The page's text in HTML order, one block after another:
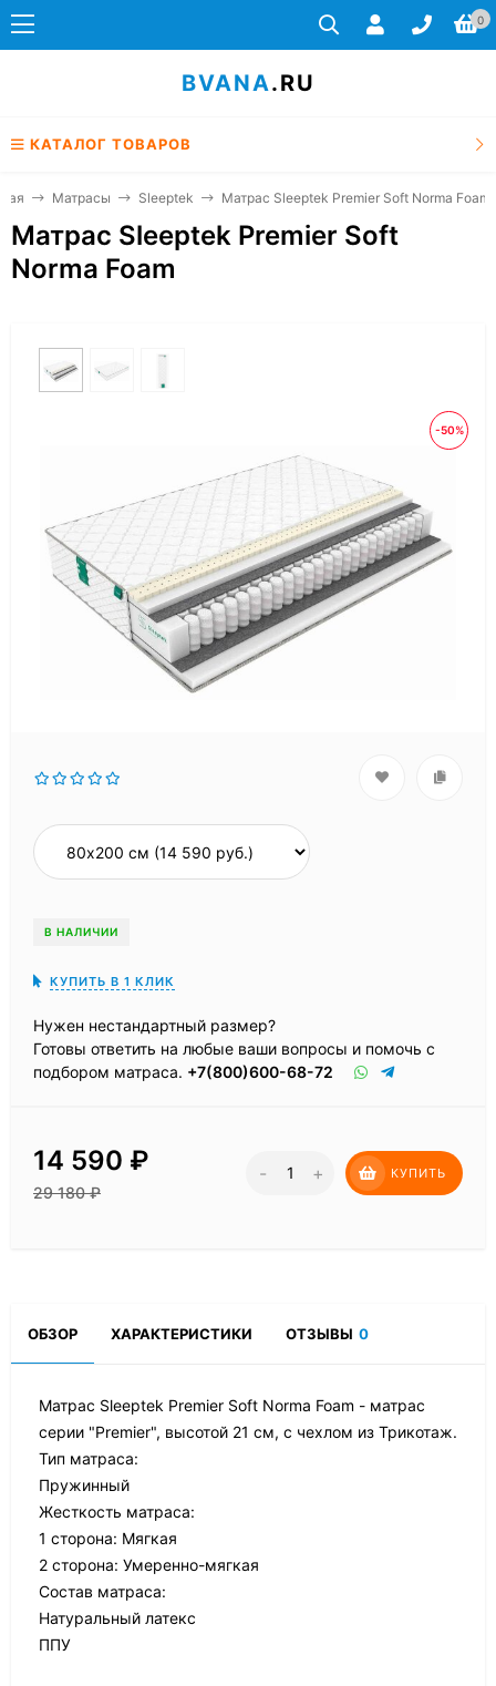
0
BVANA.RU
КАТАЛОГ ТОВАРОВ
Матрасы Sleeptek Матрас Sleeptek Premier Soft Norma Foam
Матрас Sleeptek Premier Soft
Norma Foam
-50%
В НАЛИЧИИ
КУПИТЬ В 1 КЛИК
Нужен нестандартный размер?
Готовы ответить на любые ваши вопросы и помочь с
подбором матраса. +7(800)600-68-72
14 590 ₽
29 180₽
- + КУПИТЬ
ОБЗОР ХАРАКТЕРИСТИКИ ОТЗЫВЫ 0
Матрас Sleeptek Premier Soft Norma Foam - матрас
серии "Premier", высотой 21 см, с чехлом из Трикотаж.
Тип матраса:
Пружинный
Жесткость матраса:
1 сторона: Мягкая
2 сторона: Умеренно-мягкая
Состав матраса:
Натуральный латекс
ППУ